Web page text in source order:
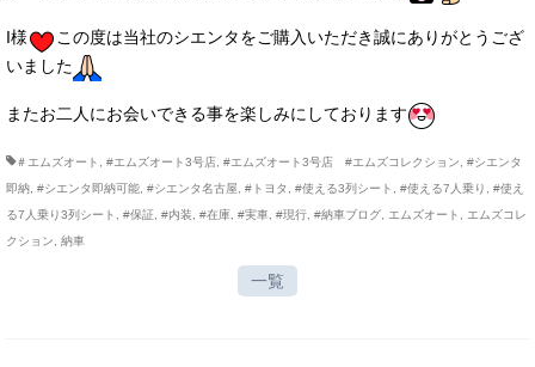
I様
この度は当社のシエンタをご購入いただき誠にありがとうござ
いました
またお二人にお会いできる事を楽しみにしております
＃エムズオート #エムズオート3号店 #エムズオート3号店 #エムズコレクション
#シエンタ
即納 #シエンタ即納可能 #シエンタ名古屋 #トヨタ #使える3列シート #使える7人乗り
#使え
る7人乗り3列シート
#保証 #内装 #在庫 #実車 #現行 #納車ブログ エムズオート
エムズコレ
クション
納車
一覧